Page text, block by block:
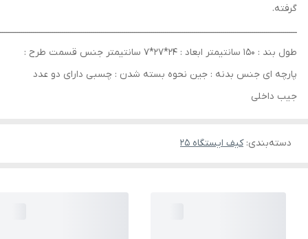
گرفته.
طول بند : 150 سانتیمتر ابعاد : 24*27*7 سانتیمتر جنس قسمت طرح :
پارچه ای جنس بدنه : جین نحوه بسته شدن : چسبی دارای دو عدد
جیب داخلی
دسته‌بندی:کیف ایستگاه 25